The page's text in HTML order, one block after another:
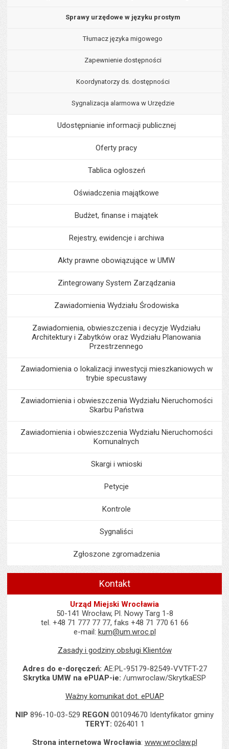
Sprawy urzędowe w języku prostym
Tłumacz języka migowego
Zapewnienie dostępności
Koordynatorzy ds. dostępności
Sygnalizacja alarmowa w Urzędzie
Udostępnianie informacji publicznej
Oferty pracy
Tablica ogłoszeń
Oświadczenia majątkowe
Budżet, finanse i majątek
Rejestry, ewidencje i archiwa
Akty prawne obowiązujące w UMW
Zintegrowany System Zarządzania
Zawiadomienia Wydziału Środowiska
Zawiadomienia, obwieszczenia i decyzje Wydziału
Architektury i Zabytków oraz Wydziału Planowania
Przestrzennego
Zawiadomienia o lokalizacji inwestycji mieszkaniowych w
trybie specustawy
Zawiadomienia i obwieszczenia Wydziału Nieruchomości
Skarbu Państwa
Zawiadomienia i obwieszczenia Wydziału Nieruchomości
Komunalnych
Skargi i wnioski
Petycje
Kontrole
Sygnaliści
Zgłoszone zgromadzenia
Kontakt
Urząd Miejski Wrocławia
50-141 Wrocław, Pl. Nowy Targ 1-8
tel. +48 71 777 77 77, faks +48 71 770 61 66
e-mail: kum@um.wroc.pl
Zasady i godziny obsługi Klientów
Adres do e-doręczeń: AE:PL-95179-82549-VVTFT-27
Skrytka UMW na ePUAP-ie: /umwroclaw/SkrytkaESP
Ważny komunikat dot. ePUAP
NIP 896-10-03-529 REGON 001094670 Identyfikator gminy
TERYT: 026401 1
Strona internetowa Wrocławia: www.wroclaw.pl